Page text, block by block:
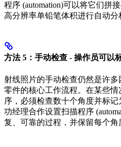
程序 (automation)可以将它们拼
高分辨率单铅笔体积进行自动分
方法 5：手动检查 - 操作员可以
射线照片的手动检查仍然是许
零件的核心工作流程。在某些
序，必须检查数十个角度并标
功经理合作设置扫描程序
复、可靠的过程，并保留每个角